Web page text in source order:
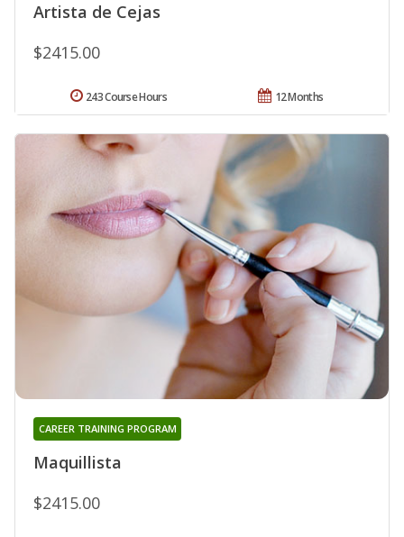
Artista de Cejas
$2415.00
12 Months
243 Course Hours
Maquillista
CAREER TRAINING PROGRAM
$2415.00